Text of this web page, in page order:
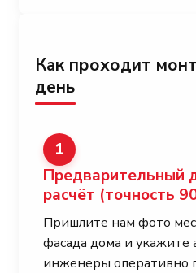
Как проходит
день
1
Предварительный
расчёт (точность
Пришлите нам фото
фасада дома и укажите
инженеры оперативно